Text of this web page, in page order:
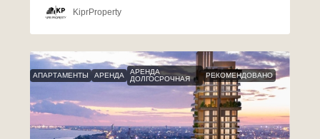
KiprProperty
АПАРТАМЕНТЫ АРЕНДА
АРЕНДА
ДОЛГОСРОЧНАЯ
РЕКОМЕНДОВАНО